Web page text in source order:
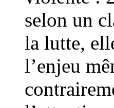
selon un
la lutte,
l’enjeu